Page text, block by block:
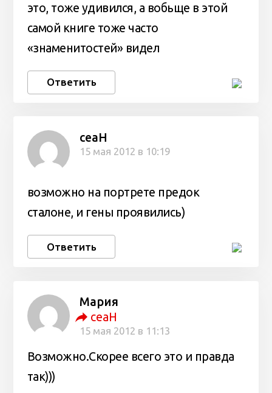
это, тоже удивился, а вобьще в этой
самой книге тоже часто
«знаменитостей» видел
Ответить
ceaH
15 мая 2012 в 10:19
возможно на портрете предок
сталоне, и гены проявились)
Ответить
Мария
ceaH
15 мая 2012 в 11:13
Возможно.Скорее всего это и правда
так)))